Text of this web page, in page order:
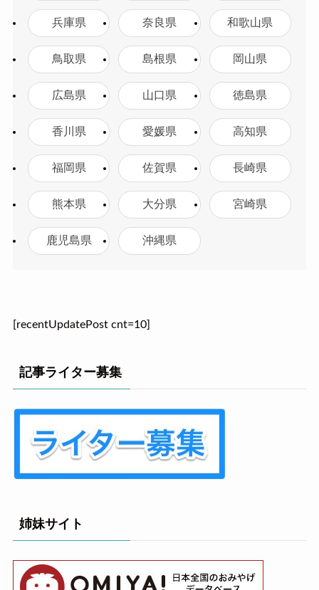
兵庫県 奈良県 和歌山県
鳥取県 島根県 岡山県
広島県 山口県 徳島県
香川県 愛媛県 高知県
福岡県 佐賀県 長崎県
熊本県 大分県 宮崎県
鹿児島県 沖縄県
[recentUpdatePost cnt=10]
記事ライター募集
姉妹サイト